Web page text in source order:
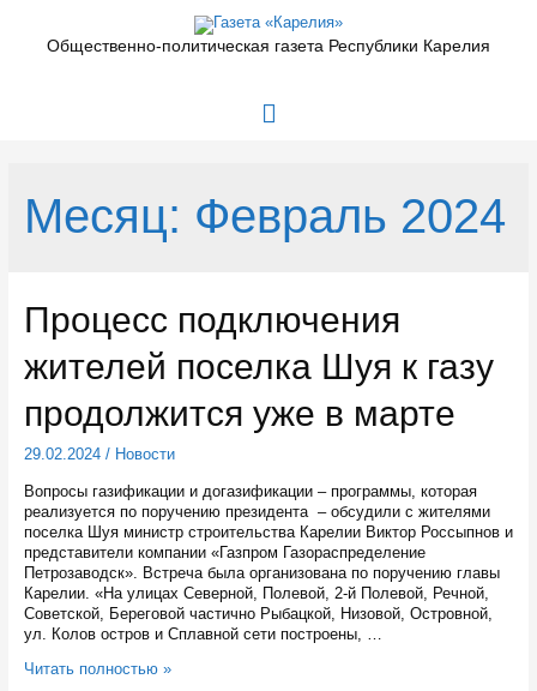
содержимомуОбщественно-политическая газета Республики Карелия
Главное
Месяц: Февраль 2024
Процесс подключения
жителей поселка Шуя к газу
продолжится уже в марте
29.02.2024/ Новости
Вопросы газификации и догазификации – программы, которая
реализуется по поручению президента – обсудили с жителями
поселка Шуя министр строительства Карелии Виктор Россыпнов и
представители компании «Газпром Газораспределение
Петрозаводск». Встреча была организована по поручению главы
Карелии. «На улицах Северной, Полевой, 2-й Полевой, Речной,
Советской, Береговой частично Рыбацкой, Низовой, Островной,
ул. Колов остров и Сплавной сети построены, …
Процесс
Читать полностью »